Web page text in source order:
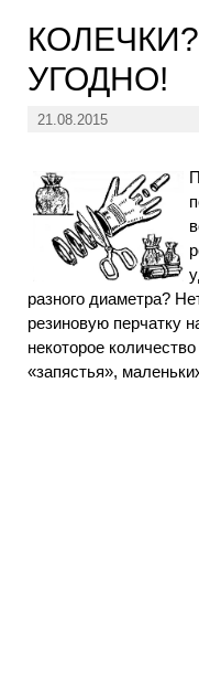
УГОДНО!
21.08.2015
разного диаметра?
резиновую перчатку
некоторое
«запястья»,